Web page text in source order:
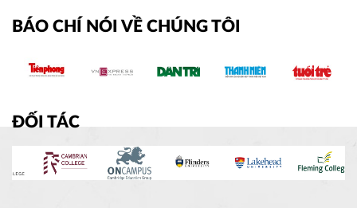
BÁO CHÍ NÓI VỀ CHÚNG TÔI
ĐỐI TÁC